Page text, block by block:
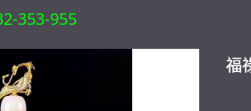
353-955
福